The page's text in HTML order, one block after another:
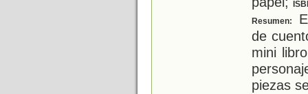
Resumen:
de
mini
piezas